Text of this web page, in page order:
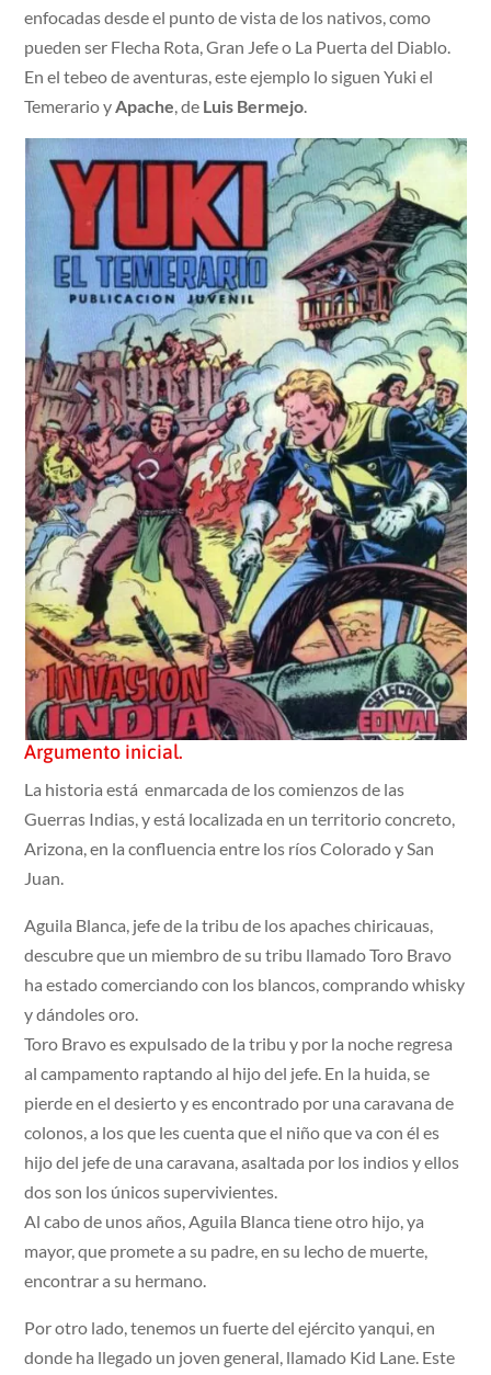
enfocadas desde el punto de vista de los nativos, como
pueden ser Flecha Rota, Gran Jefe o La Puerta del Diablo.
En el tebeo de aventuras, este ejemplo lo siguen Yuki el
Temerario yApache, de Luis Bermejo.
Argumento inicial.
La historia está enmarcada de los comienzos de las
Guerras Indias, y está localizada en un territorio concreto,
Arizona, en la confluencia entre los ríos Colorado y San
Juan.
Aguila Blanca, jefe de la tribu de los apaches chiricauas,
descubre que un miembro de su tribu llamado Toro Bravo
ha estado comerciando con los blancos, comprando whisky
y dándoles oro.
Toro Bravo es expulsado de la tribu y por la noche regresa
al campamento raptando al hijo del jefe. En la huida, se
pierde en el desierto y es encontrado por una caravana de
colonos, a los que les cuenta que el niño que va con él es
hijo del jefe de una caravana, asaltada por los indios y ellos
dos son los únicos supervivientes.
Al cabo de unos años, Aguila Blanca tiene otro hijo, ya
mayor, que promete a su padre, en su lecho de muerte,
encontrar a su hermano.
Por otro lado, tenemos un fuerte del ejército yanqui, en
donde ha llegado un joven general, llamado Kid Lane. Este